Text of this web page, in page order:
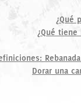
¿Qué
¿Qué
Dorar una